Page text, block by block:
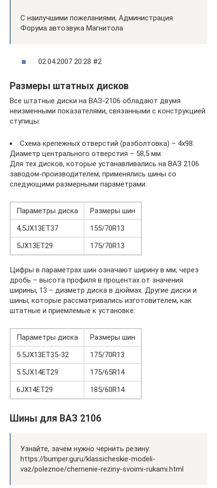
С наилучшими пожеланиями, Администрация
Форума автозвука Магнитола
02.04.2007 20:28 #2
Размеры штатных дисков
Все штатные диски на ВАЗ-2106 обладают двумя
неизменными показателями, связанными с конструкцией
ступицы:
Схема крепежных отверстий (разболтовка) – 4х98.
Диаметр центрального отверстия – 58,5 мм.
Для тех дисков, которые устанавливались на ВАЗ 2106
заводом-производителем, применялись шины со
следующими размерными параметрами:
Параметры диска
Размеры шин
4,5JX13ET37
155/70R13
5JX13ET29
175/70R13
Цифры в параметрах шин означают ширину в мм, через
дробь – высота профиля в процентах от значения
ширины, 13 – диаметр диска в дюймах. Другие диски и
шины, которые рассматривались изготовителем, как
штатные и приемлемые к установке:
Параметры диска
Размеры шин
5.5JX13ET35-32
175/70R13
5.5JX14ET29
175/65R14
6JX14ET29
185/60R14
Шины для ВАЗ 2106
Узнайте, зачем нужно чернить резину:
https://bumper.guru/klassicheskie-modeli-
vaz/poleznoe/chernenie-reziny-svoimi-rukami.html